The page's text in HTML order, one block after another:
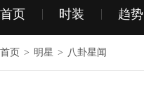
首页 时装 趋势
首页 > 明星 > 八卦星闻